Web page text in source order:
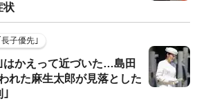
状
子優先｣
はかえって近づいた…島田
れた麻生太郎が見落とした
｣